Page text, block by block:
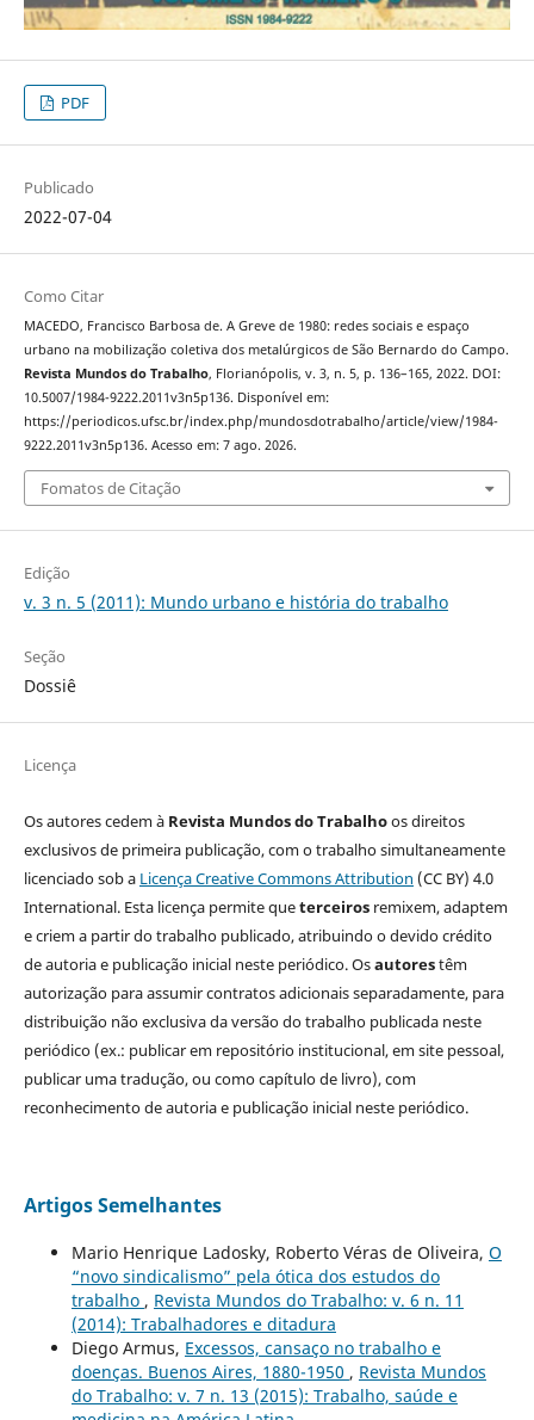
PDF
Publicado
2022-07-04
Como Citar
MACEDO, Francisco Barbosa de. A Greve de 1980: redes sociais e espaço
urbano na mobilização coletiva dos metalúrgicos de São Bernardo do Campo.
Revista Mundos do Trabalho, Florianópolis, v. 3, n. 5, p. 136–165, 2022. DOI:
10.5007/1984-9222.2011v3n5p136. Disponível em:
https://periodicos.ufsc.br/index.php/mundosdotrabalho/article/view/1984-
9222.2011v3n5p136. Acesso em: 7 ago. 2026.
Fomatos de Citação
Edição
v. 3 n. 5 (2011): Mundo urbano e história do trabalho
Seção
Dossiê
Licença
Os autores cedem à Revista Mundos do Trabalhoos direitos
exclusivos de primeira publicação, com o trabalho simultaneamente
licenciado sob a Licença Creative Commons Attribution (CC BY) 4.0
International. Esta licença permite queterceirosremixem, adaptem
e criem a partir do trabalho publicado, atribuindo o devido crédito
de autoria e publicação inicial neste periódico. Osautorestêm
autorização para assumir contratos adicionais separadamente, para
distribuição não exclusiva da versão do trabalho publicada neste
periódico (ex.: publicar em repositório institucional, em site pessoal,
publicar uma tradução, ou como capítulo de livro), com
reconhecimento de autoria e publicação inicial neste periódico.
Artigos Semelhantes
Mario Henrique Ladosky, Roberto Véras de Oliveira, O
“novo sindicalismo” pela ótica dos estudos do
trabalho , Revista Mundos do Trabalho: v. 6 n. 11
(2014): Trabalhadores e ditadura
Diego Armus, Excessos, cansaço no trabalho e
doenças. Buenos Aires, 1880-1950 , Revista Mundos
do Trabalho: v. 7 n. 13 (2015): Trabalho, saúde e